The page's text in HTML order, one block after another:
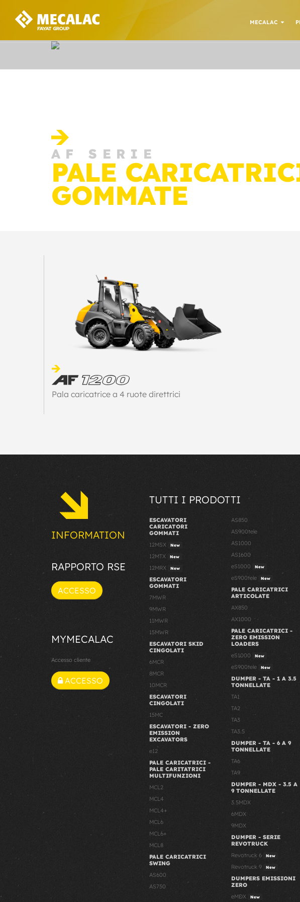
MECALAC
AF SERIE
PALE
GOMMATE
Pala caricatrice a 4 ruote direttrici
INFORMATION
RAPPORTO RSE
ACCESSO
MYMECALAC
Accesso cliente
ACCESSO
TUTTI I PRODOTTI
ESCAVATORI
CARICATORI
GOMMATI
12MSX
New
12MTX New
12MRX New
ESCAVATORI
GOMMATI
7MWR
9MWR
11MWR
15MWR
ESCAVATORI SKID
CINGOLATI
6MCR
8MCR
10MCR
ESCAVATORI
CINGOLATI
15MC
ESCAVATORI - ZERO
EMISSION
EXCAVATORS
e12
PALE CARICATRICI -
PALE CARITATRICI
MULTIFUNZIONI
MCL2
MCL4
MCL4+
MCL6
MCL6+
MCL8
PALE CARICATRICI
SWING
AS600
AS750
AS850
AS900tele
AS1000
AS1600
eS1000
New
eS900tele New
PALE CARICATRICI
ARTICOLATE
AX850
AX1000
PALE CARICATRICI -
ZERO EMISSION
LOADERS
eS1000
New
eS900tele New
DUMPER - TA - 1 A 3.5
TONNELLATE
TA1
TA2
TA3
TA3.5
DUMPER - TA - 6 A 9
TONNELLATE
TA6
TA9
DUMPER - MDX - 3.5 A
9 TONNELLATE
3.5MDX
6MDX
9MDX
DUMPER - SERIE
REVOTRUCK
Revotruck 6
New
Revotruck 9 New
DUMPERS EMISSIONI
ZERO
eMDX
New